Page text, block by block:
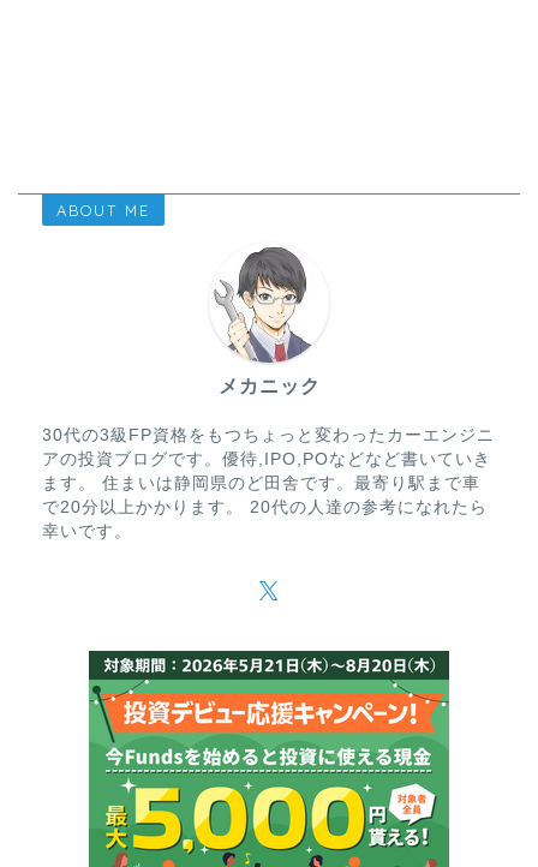
ABOUT ME
メカニック
30代の3級FP資格をもつちょっと変わったカーエンジニ
アの投資ブログです。優待,IPO,POなどなど書いていき
ます。 住まいは静岡県のど田舎です。最寄り駅まで車
で20分以上かかります。 20代の人達の参考になれたら
幸いです。